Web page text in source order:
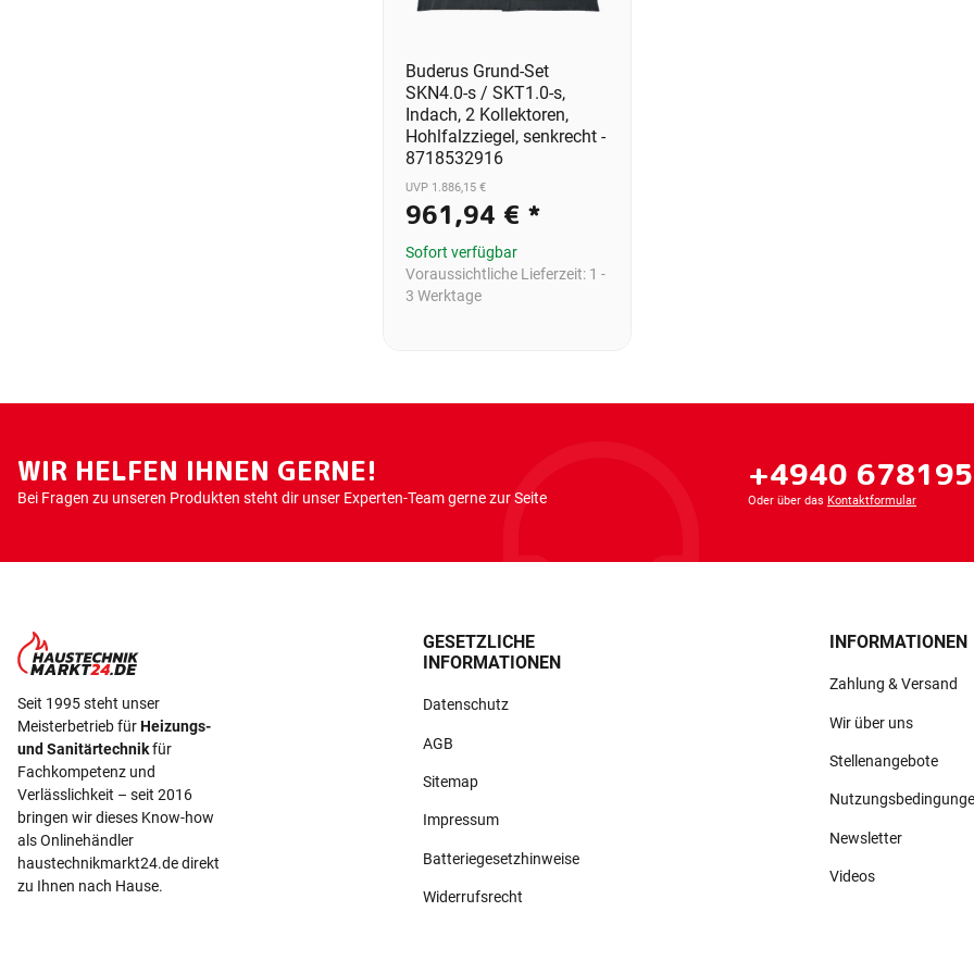
Buderus Grund-Set
SKN4.0-s / SKT1.0-s,
Indach, 2 Kollektoren,
Hohlfalzziegel, senkrecht -
8718532916
UVP 1.886,15 €
961,94 € *
Sofort verfügbar
Voraussichtliche Lieferzeit: 1 -
3 Werktage
WIR HELFEN IHNEN GERNE!
Bei Fragen zu unseren Produkten steht dir unser Experten-Team gerne zur Seite
+4940
Oder über das Kontaktformular
Seit 1995 steht unser
Meisterbetrieb fürHeizungs-
und Sanitärtechnikfür
Fachkompetenz und
Verlässlichkeit – seit 2016
bringen wir dieses Know-how
als Onlinehändler
haustechnikmarkt24.de direkt
zu Ihnen nach Hause.
GESETZLICHE
INFORMATIONEN
Datenschutz
AGB
Sitemap
Impressum
Batteriegesetzhinweise
Widerrufsrecht
INFORMATIONEN
Zahlung & Versand
Wir über uns
Stellenangebote
Newsletter
Videos